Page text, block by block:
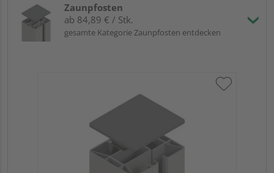
Zaunpfosten
ab 84,89 € / Stk.
gesamte Kategorie Zaunpfosten entdecken